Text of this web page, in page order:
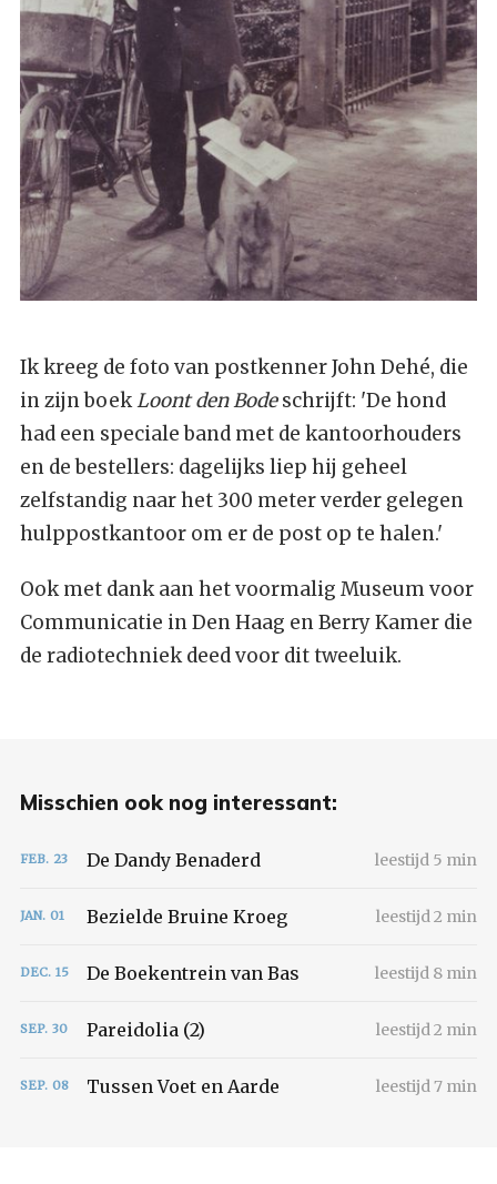
Ik kreeg de foto van postkenner John Dehé, die
in zijn boekLoont den Bodeschrijft: 'De hond
had een speciale band met de kantoorhouders
en de bestellers: dagelijks liep hij geheel
zelfstandig naar het 300 meter verder gelegen
hulppostkantoor om er de post op te halen.'
Ook met dank aan het voormalig Museum voor
Communicatie in Den Haag en Berry Kamer die
de radiotechniek deed voor dit tweeluik.
Misschien ook nog interessant:
FEB. 23 De Dandy Benaderd leestijd 5 min
JAN. 01 Bezielde Bruine Kroeg leestijd 2 min
DEC. 15 De Boekentrein van Bas leestijd 8 min
SEP. 30 Pareidolia (2) leestijd 2 min
SEP. 08 Tussen Voet en Aarde leestijd 7 min